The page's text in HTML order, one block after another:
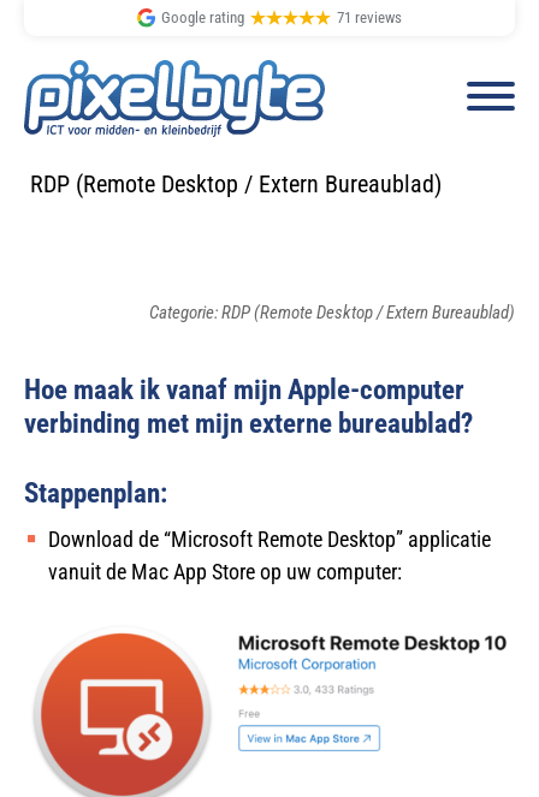
Spring
Door
Google rating 71 reviews
RDP (Remote Desktop / Extern Bureaublad)
Categorie: RDP (Remote Desktop / Extern Bureaublad)
Hoe maak ik vanaf mijn Apple-computer
verbinding met mijn externe bureaublad?
Stappenplan:
Download de “Microsoft Remote Desktop” applicatie
vanuit de Mac App Store op uw computer: